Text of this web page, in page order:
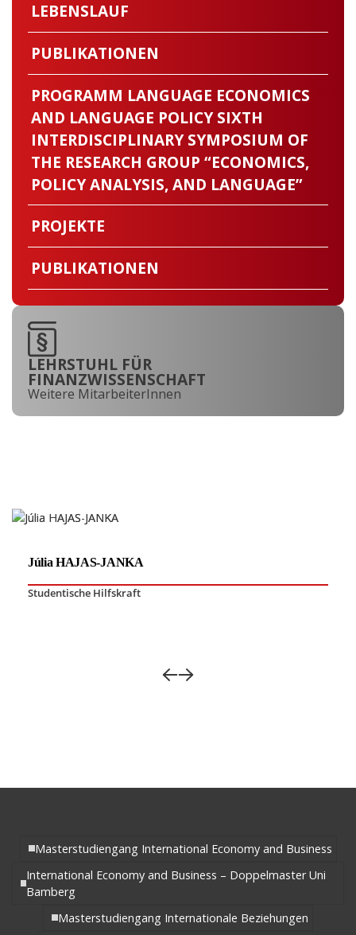
LEBENSLAUF
PUBLIKATIONEN
PROGRAMM LANGUAGE ECONOMICS
AND LANGUAGE POLICY SIXTH
INTERDISCIPLINARY SYMPOSIUM OF
THE RESEARCH GROUP “ECONOMICS,
POLICY ANALYSIS, AND LANGUAGE”
PROJEKTE
PUBLIKATIONEN
LEHRSTUHL FÜR
FINANZWISSENSCHAFT
Weitere MitarbeiterInnen
Júlia HAJAS-JANKA
Studentische Hilfskraft
Masterstudiengang International Economy and Business
International Economy and Business – Doppelmaster Uni
Bamberg
Masterstudiengang Internationale Beziehungen